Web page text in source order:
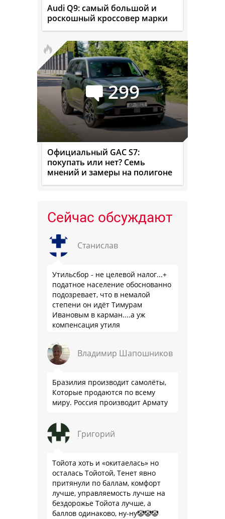
Audi Q9: самый большой и
роскошный кроссовер марки
299
Официальный GAC S7:
покупать или нет? Семь
мнений и замеры на полигоне
Сейчас обсуждают
Станислав
Утильсбор - не целевой налог...+
податное население обоснованно
подозревает, что в немалой
степени он идёт Тимурам
Ивановым в карман....а уж
компенсация утиля
что прям эталон коррупции
Владимир Шапошников
Бразилия производит самолёты,
Которые продаются по всему
миру. Россия производит Армату
Григорий
Тойота хоть и «окитаелась» но
осталась Тойотой, Тенет явно
притянули по баллам, комфорт
лучше, управляемость лучше на
бездорожье Тойота лучше, а
баллов одинаково, ну-ну🤡🤡🤡